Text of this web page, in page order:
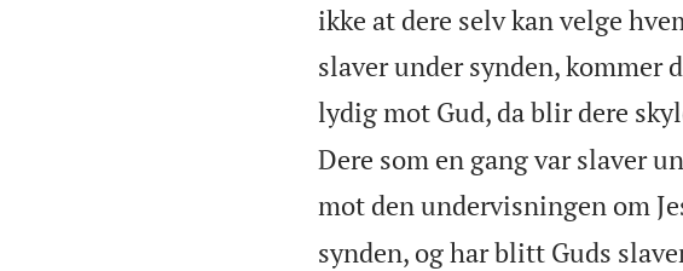
ikke at dere selv kan velge
slaver under synden, kommer
lydig mot Gud, da blir dere
Dere som en gang var slaver
mot den undervisningen om
synden, og har blitt Guds